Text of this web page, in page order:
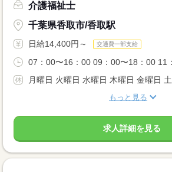
介護福祉士
千葉県香取市/香取駅
日給14,400円～ 交通費一部支給
07：00〜16：00 09：00〜18：00 11
月曜日 火曜日 水曜日 木曜日 金曜日
もっと見る
求人詳細を見る